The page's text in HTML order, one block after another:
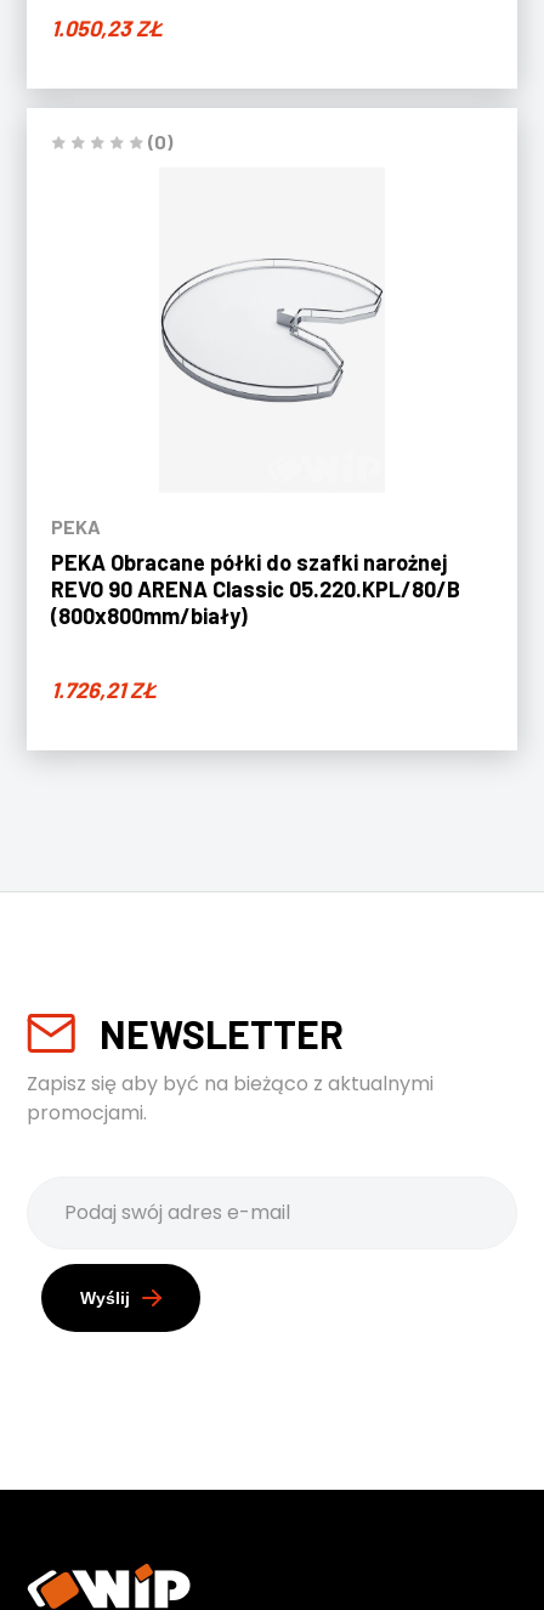
1.050,23ZŁ
(0)
PEKA
PEKA Obracane półki do szafki narożnej
REVO 90 ARENA Classic 05.220.KPL/80/B
(800x800mm/biały)
1.726,21ZŁ
NEWSLETTER
Zapisz się aby być na bieżąco z aktualnymi
promocjami.
Wyślij